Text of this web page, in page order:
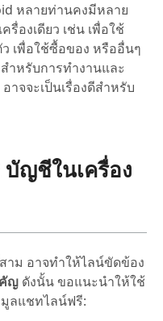
หลายท่านคงมีหลาย
รื่องเดียว เช่น เพื่อใช้
เพื่อใช้ซื้อของ หรืออื่นๆ
ำหรับการทำงานและ
าจจะเป็นเรื่องดีสำหรับ
ญชีในเครื่อง
าม อาจทำให้ไลน์ขัดข้อง
ญ ดังนั้น ขอแนะนำให้ใช้
ลแชทไลน์ฟรี: